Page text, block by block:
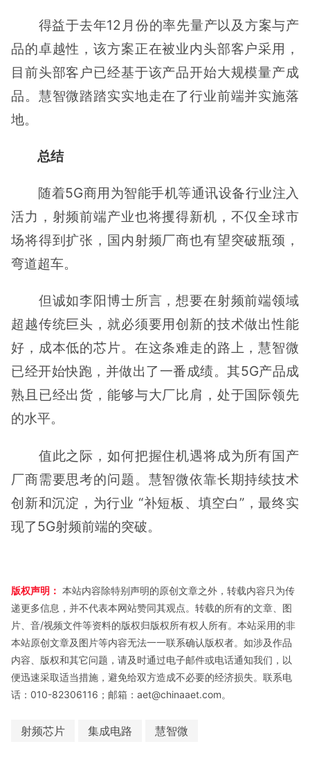
得益于去年12月份的率先量产以及方案与产
品的卓越性，该方案正在被业内头部客户采用，
目前头部客户已经基于该产品开始大规模量产成
品。慧智微踏踏实实地走在了行业前端并实施落
地。
总结
随着5G商用为智能手机等通讯设备行业注入
活力，射频前端产业也将攫得新机，不仅全球市
场将得到扩张，国内射频厂商也有望突破瓶颈，
弯道超车。
但诚如李阳博士所言，想要在射频前端领域
超越传统巨头，就必须要用创新的技术做出性能
好，成本低的芯片。在这条难走的路上，慧智微
已经开始快跑，并做出了一番成绩。其5G产品成
熟且已经出货，能够与大厂比肩，处于国际领先
的水平。
值此之际，如何把握住机遇将成为所有国产
厂商需要思考的问题。慧智微依靠长期持续技术
创新和沉淀，为行业 “补短板、填空白”，最终实
现了5G射频前端的突破。
版权声明： 本站内容除特别声明的原创文章之外，转载内容只为传
递更多信息，并不代表本网站赞同其观点。转载的所有的文章、图
片、音/视频文件等资料的版权归版权所有权人所有。本站采用的非
本站原创文章及图片等内容无法一一联系确认版权者。如涉及作品
内容、版权和其它问题，请及时通过电子邮件或电话通知我们，以
便迅速采取适当措施，避免给双方造成不必要的经济损失。联系电
话：010-82306116；邮箱：aet@chinaaet.com。
射频芯片 集成电路 慧智微